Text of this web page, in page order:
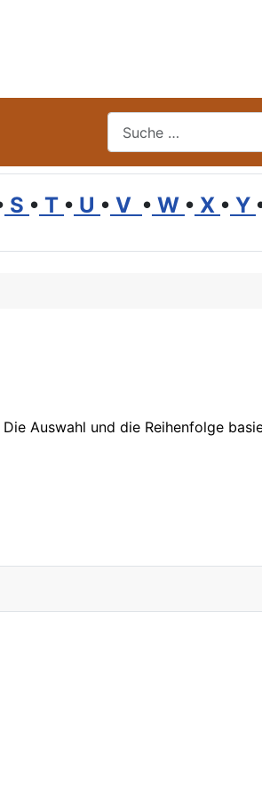
S • T • U • V • W • X • Y
Die Auswahl und die Reihenfolge